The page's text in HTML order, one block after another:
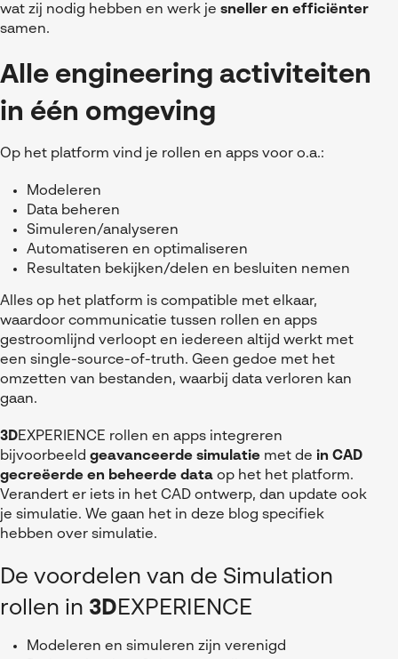
SOLIDWORKS Visualize
SOLIDWORKS Inspection
Visiativ Customer Service
Spare Parts Platform
CATIA Composer
myCADtools
myPDMtools
MyCAD Day 2026
Referenties
FAQs SOLIDWORKS
Downloads
wat zij nodig hebben en werk je sneller en efficiënter
samen.
Alle engineering activiteiten
in één omgeving
Op het platform vind je rollen en apps voor o.a.:
Modeleren
Data beheren
Simuleren/analyseren
Automatiseren en optimaliseren
Resultaten bekijken/delen en besluiten nemen
Alles op het platform is compatible met elkaar,
waardoor communicatie tussen rollen en apps
gestroomlijnd verloopt en iedereen altijd werkt met
een single-source-of-truth. Geen gedoe met het
omzetten van bestanden, waarbij data verloren kan
gaan.
3DEXPERIENCE rollen en apps integreren
bijvoorbeeld geavanceerde simulatie met de in CAD
gecreëerde en beheerde data op het het platform.
Verandert er iets in het CAD ontwerp, dan update ook
je simulatie. We gaan het in deze blog specifiek
hebben over simulatie.
De voordelen van de Simulation
rollen in 3DEXPERIENCE
Modeleren en simuleren zijn verenigd